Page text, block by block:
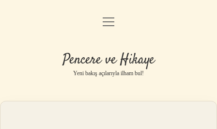
Anasayfa
Yasal Uyarı
menüyü
Pencere ve Hikaye
Yeni bakış açılarıyla ilham bul!